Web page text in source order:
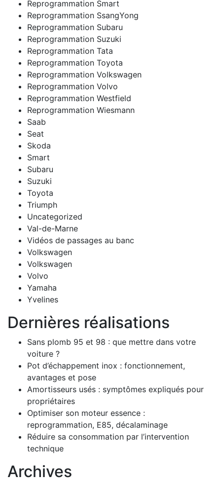
Reprogrammation Smart
Reprogrammation SsangYong
Reprogrammation Subaru
Reprogrammation Suzuki
Reprogrammation Tata
Reprogrammation Toyota
Reprogrammation Volkswagen
Reprogrammation Volvo
Reprogrammation Westfield
Reprogrammation Wiesmann
Saab
Seat
Skoda
Smart
Subaru
Suzuki
Toyota
Triumph
Uncategorized
Val-de-Marne
Vidéos de passages au banc
Volkswagen
Volkswagen
Volvo
Yamaha
Yvelines
Dernières réalisations
Sans plomb 95 et 98 : que mettre dans votre
voiture ?
Pot d’échappement inox : fonctionnement,
avantages et pose
Amortisseurs usés : symptômes expliqués pour
propriétaires
Optimiser son moteur essence :
reprogrammation, E85, décalaminage
Réduire sa consommation par l’intervention
technique
Archives